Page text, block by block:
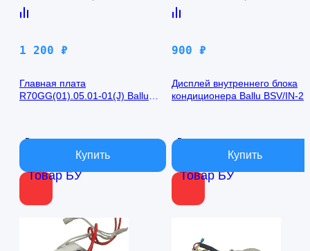
Товар БУ
1 200 ₽
Главная плата
R70GG(01).05.01-01(J) Ballu
В наличии
Товар БУ
900 ₽
Дисплей внутреннего блока
кондиционера Ballu BSV/IN-
В наличии